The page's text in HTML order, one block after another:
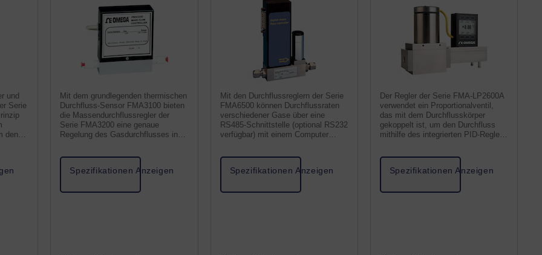
und
Serie
den
Mit dem grundlegenden thermischen
Durchfluss-Sensor FMA3100 bieten
die Massendurchflussregler der
Serie FMA3200 eine genaue
Regelung des Gasdurchflusses in
Spezifikationen Anzeigen
Mit den Durchflussreglern der Serie
FMA6500 können Durchflussraten
verschiedener Gase über eine
RS485-Schnittstelle (optional RS232
verfügbar) mit einem Computer
Spezifikationen Anzeigen
Der Regler der Serie FMA-LP2600A
verwendet ein Proportionalventil,
das mit dem Durchflusskörper
gekoppelt ist, um den Durchfluss
mithilfe des integrierten PID-Reglers
Spezifikationen Anzeigen